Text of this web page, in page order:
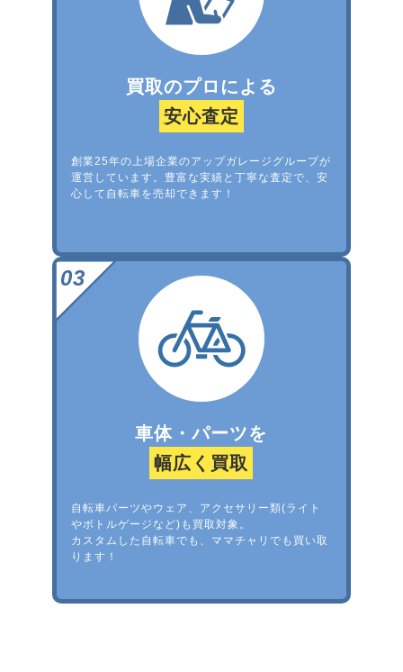
買取のプロによる
安心査定
創業25年の上場企業のアップガレージグループが
運営しています。豊富な実績と丁寧な査定で、安
心して自転車を売却できます！
車体・パーツを
幅広く買取
自転車パーツやウェア、アクセサリー類(ライト
やボトルゲージなど)も買取対象。
カスタムした自転車でも、ママチャリでも買い取
ります！